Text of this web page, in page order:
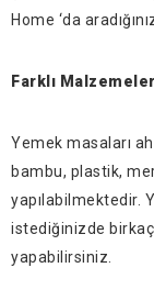
Home ‘da
Farklı
Yemek masaları
bambu, plastik,
yapılabilmektedir.
istediğinizde
yapabilirsiniz.